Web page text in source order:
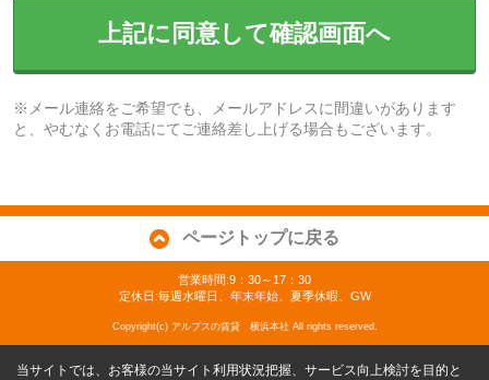
上記に同意して確認画面へ
※メール連絡をご希望でも、メールアドレスに間違いがあります
と、やむなくお電話にてご連絡差し上げる場合もございます。
ページトップに戻る
営業時間:9：30～17：30
定休日:毎週水曜日、年末年始、夏季休暇、GW
Copyright(c) アルプスの賃貸 横浜本社 All rights reserved.
当サイトでは、お客様の当サイト利用状況把握、サービス向上検討を目的と